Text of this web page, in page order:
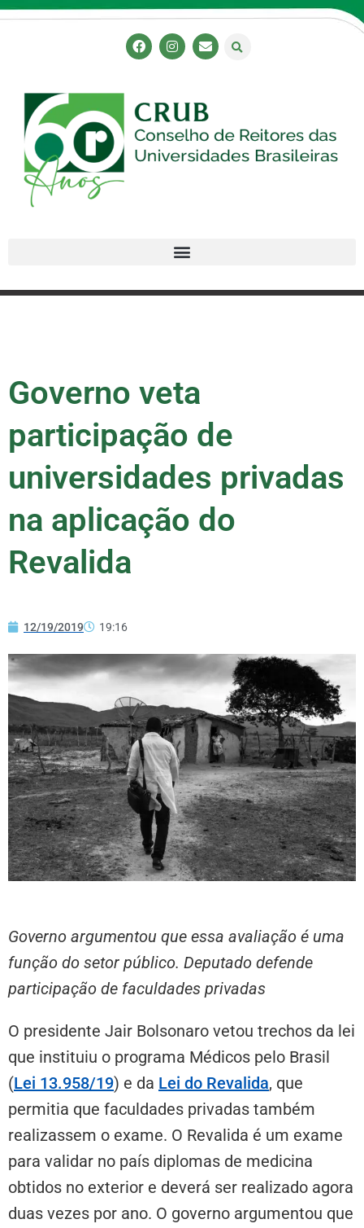
Governo veta
participação de
universidades privadas
na aplicação do
Revalida
12/19/2019 19:16
Governo argumentou que essa avaliação é uma
função do setor público. Deputado defende
participação de faculdades privadas
O presidente Jair Bolsonaro vetou trechos da lei
que instituiu o programa Médicos pelo Brasil
(Lei 13.958/19) e da Lei do Revalida, que
permitia que faculdades privadas também
realizassem o exame. O Revalida é um exame
para validar no país diplomas de medicina
obtidos no exterior e deverá ser realizado agora
duas vezes por ano. O governo argumentou que